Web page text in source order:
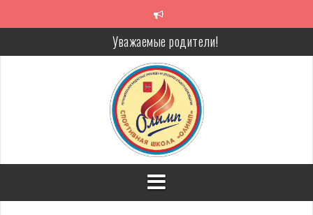
Уважаемые родители!
Алкоголь — путь в никуда
Решение спора без суда
Проголосуй за объекты благоустройства!